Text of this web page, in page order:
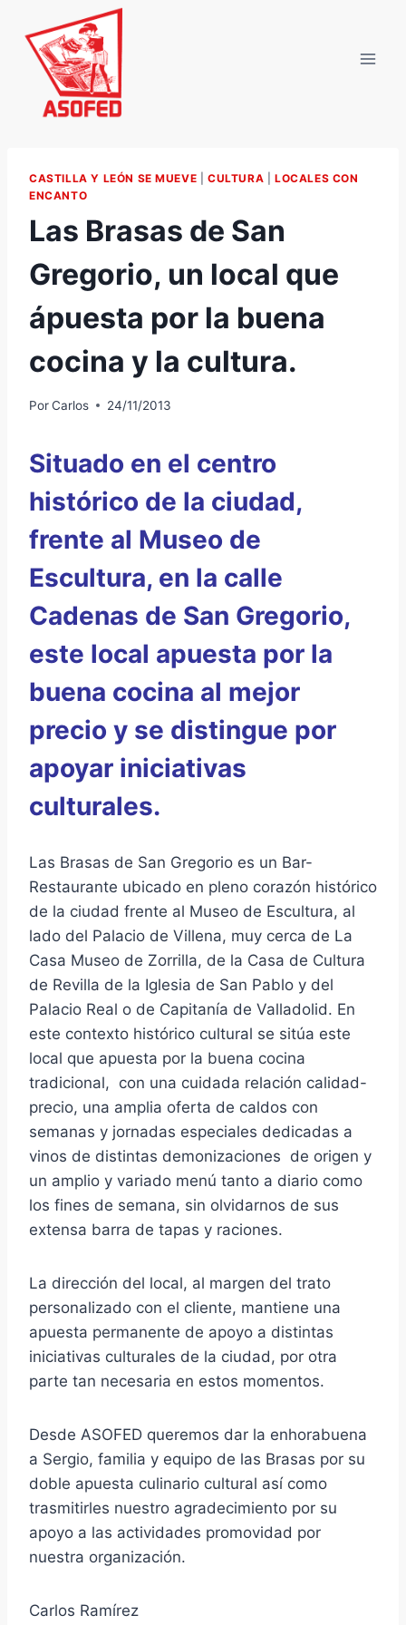
contenido
CASTILLA Y LEÓN SE MUEVE |CULTURA |LOCALES CON
ENCANTO
Las Brasas de San
Gregorio, un local que
ápuesta por la buena
cocina y la cultura.
PorCarlos 24/11/2013
Situado en el centro
histórico de la ciudad,
frente al Museo de
Escultura, en la calle
Cadenas de San Gregorio,
este local apuesta por la
buena cocina al mejor
precio y se distingue por
apoyar iniciativas
culturales.
Las Brasas de San Gregorio es un Bar-
Restaurante ubicado en pleno corazón histórico
de la ciudad frente al Museo de Escultura, al
lado del Palacio de Villena, muy cerca de La
Casa Museo de Zorrilla, de la Casa de Cultura
de Revilla de la Iglesia de San Pablo y del
Palacio Real o de Capitanía de Valladolid. En
este contexto histórico cultural se sitúa este
local que apuesta por la buena cocina
tradicional, con una cuidada relación calidad-
precio, una amplia oferta de caldos con
semanas y jornadas especiales dedicadas a
vinos de distintas demonizaciones de origen y
un amplio y variado menú tanto a diario como
los fines de semana, sin olvidarnos de sus
extensa barra de tapas y raciones.
La dirección del local, al margen del trato
personalizado con el cliente, mantiene una
apuesta permanente de apoyo a distintas
iniciativas culturales de la ciudad, por otra
parte tan necesaria en estos momentos.
Desde ASOFED queremos dar la enhorabuena
a Sergio, familia y equipo de las Brasas por su
doble apuesta culinario cultural así como
trasmitirles nuestro agradecimiento por su
apoyo a las actividades promovidad por
nuestra organización.
Carlos Ramírez